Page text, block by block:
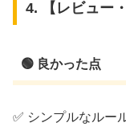
4. 【レビュー
🟢 良かった点
✅ シンプルなルー